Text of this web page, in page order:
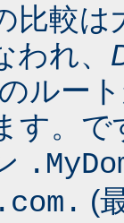
比較
れ、
ルー
す。
(